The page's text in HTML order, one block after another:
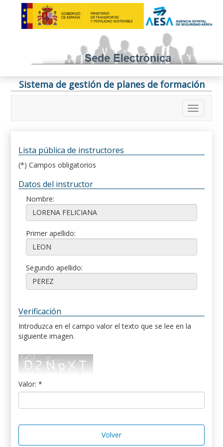
Sistema de gestión de planes de formación
Lista pública de instructores
(*) Campos obligatorios
Datos del instructor
Nombre:
Primer apellido:
Segundo apellido:
Verificación
Introduzca en el campo valor el texto que se lee en la
siguiente imagen.
Valor: *
Volver